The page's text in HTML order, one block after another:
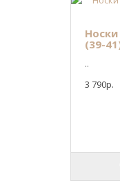
Носки
(39-
..
3 790р.